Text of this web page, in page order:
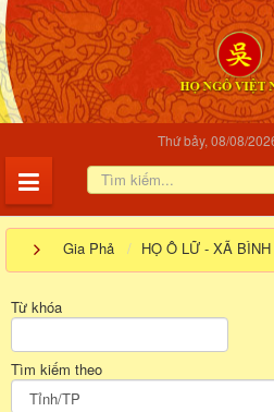
Thứ bảy, 08/08/
Gia Phả HỌ Ô LỮ - XÃ
Từ khóa
Tìm kiếm theo